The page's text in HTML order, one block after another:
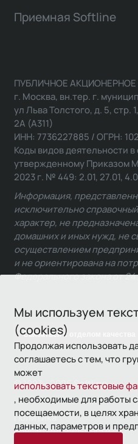
Мы используем
(cookies)
Продолжая использовать
соглашаетесь с тем, что
может
использовать текстовые
, необходимые для работы
посещаемости, в целях
данных, параметров и
Приемная Softline
Связаться с отделом качества
ПУБЛИЧНОЕ
г. Москва, вн.тер. г.
ул Льва Толстого, д. 5, стр.
2А (А311)
ИНН: 7736227885 / ОГРН:
Коды видов деятельности
утвержденному Приказом
2023 г. № 449: 2.01, 27.01,
Информация,
исключительно
характер, не
домашних и иных нужд, не
осуществлением
и не ориентирована на
Федерального закона от
© 1993—2026 Softline
Политика
конфиденциальности